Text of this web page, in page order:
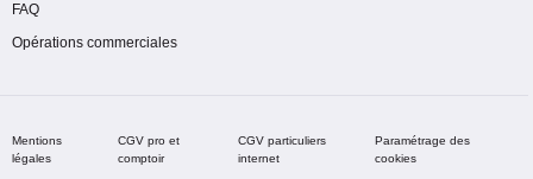
FAQ
Opérations commerciales
Mentions
légales
CGV pro et
comptoir
CGV particuliers
internet
Paramétrage des
cookies